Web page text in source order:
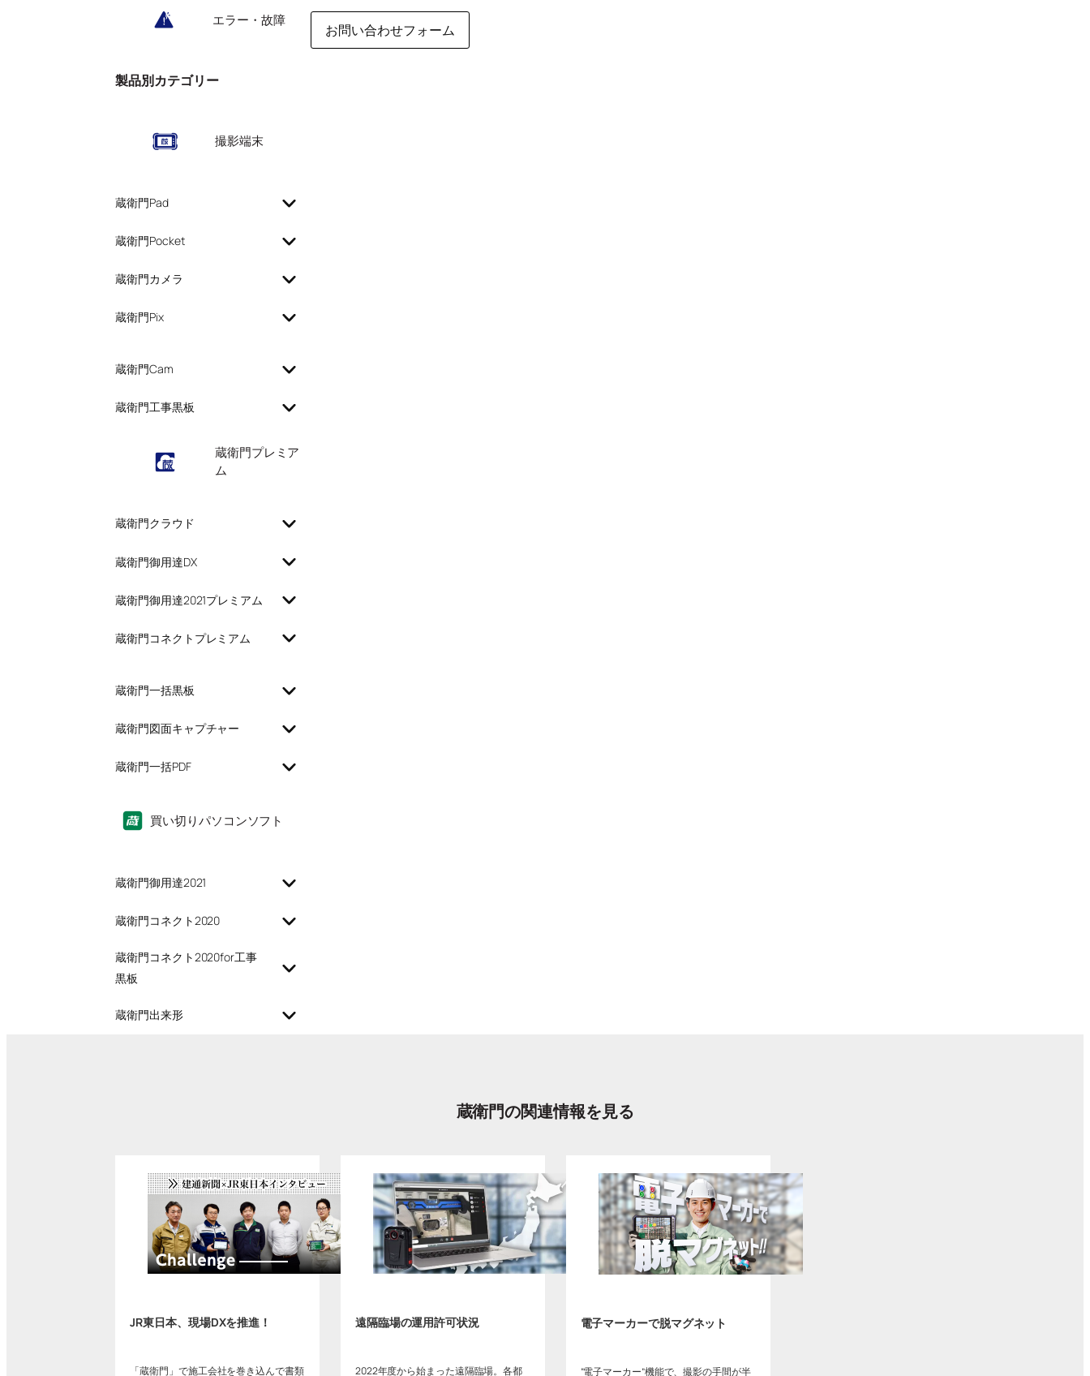
エラー・故障
製品別カテゴリー
撮影端末
蔵衛門Pad
蔵衛門Pocket
蔵衛門カメラ
蔵衛門Pix
蔵衛門Cam
蔵衛門工事黒板
蔵衛門プレミア
ム
蔵衛門クラウド
蔵衛門御用達DX
蔵衛門御用達2021プレミアム
蔵衛門コネクトプレミアム
蔵衛門一括黒板
蔵衛門図面キャプチャー
蔵衛門一括PDF
買い切りパソコンソフト
蔵衛門御用達2021
蔵衛門コネクト2020
蔵衛門コネクト2020for工事
黒板
蔵衛門出来形
お問い合わせフォーム
蔵衛門の関連情報を見る
JR東日本、現場DXを推進！
「蔵衛門」で施工会社を巻き込んで書類
遠隔臨場の運用許可状況
2022年度から始まった遠隔臨場。各都
電子マーカーで脱マグネット
“電子マーカー”機能で、撮影の手間が半